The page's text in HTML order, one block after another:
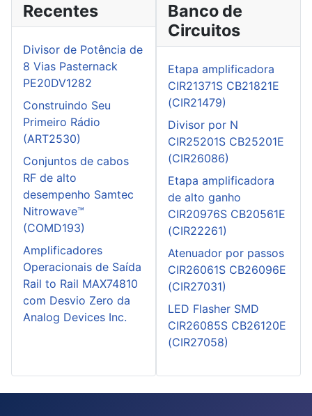
Recentes
Divisor de Potência de
8 Vias Pasternack
PE20DV1282
Construindo Seu
Primeiro Rádio
(ART2530)
Conjuntos de cabos
RF de alto
desempenho Samtec
Nitrowave™
(COMD193)
Amplificadores
Operacionais de Saída
Rail to Rail MAX74810
com Desvio Zero da
Analog Devices Inc.
Banco de
Circuitos
Etapa amplificadora
CIR21371S CB21821E
(CIR21479)
Divisor por N
CIR25201S CB25201E
(CIR26086)
Etapa amplificadora
de alto ganho
CIR20976S CB20561E
(CIR22261)
Atenuador por passos
CIR26061S CB26096E
(CIR27031)
LED Flasher SMD
CIR26085S CB26120E
(CIR27058)